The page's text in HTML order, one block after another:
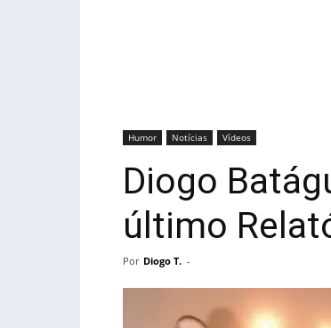
Humor Notícias Vídeos
Diogo
último
Por Diogo T. -